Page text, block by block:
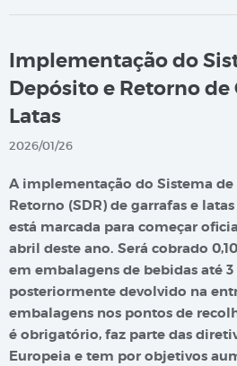
Implementação do
Depósito e Retorno de
Latas
2026/01/26
A implementação do Sistema de
Retorno (SDR) de garrafas e
está marcada para começar
abril deste ano. Será cobrado
em embalagens de bebidas até
posteriormente devolvido na
embalagens nos pontos de
é obrigatório, faz parte das
Europeia e tem por objetivos